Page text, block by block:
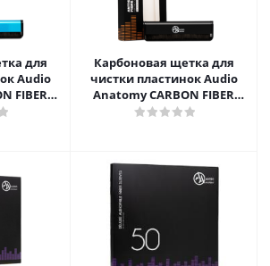
для
Audio
FIBER
Карбоновая щетка для
чистки пластинок Audio
Anatomy CARBON FIBER
BRUSH Black Edition